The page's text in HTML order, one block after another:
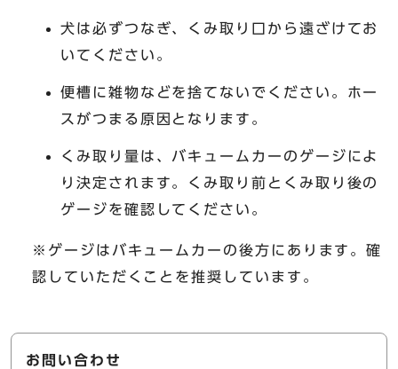
犬は必ずつなぎ、くみ取り口から遠ざけてお
いてください。
便槽に雑物などを捨てないでください。ホー
スがつまる原因となります。
くみ取り量は、バキュームカーのゲージによ
り決定されます。くみ取り前とくみ取り後の
ゲージを確認してください。
※ゲージはバキュームカーの後方にあります。確
認していただくことを推奨しています。
お問い合わせ